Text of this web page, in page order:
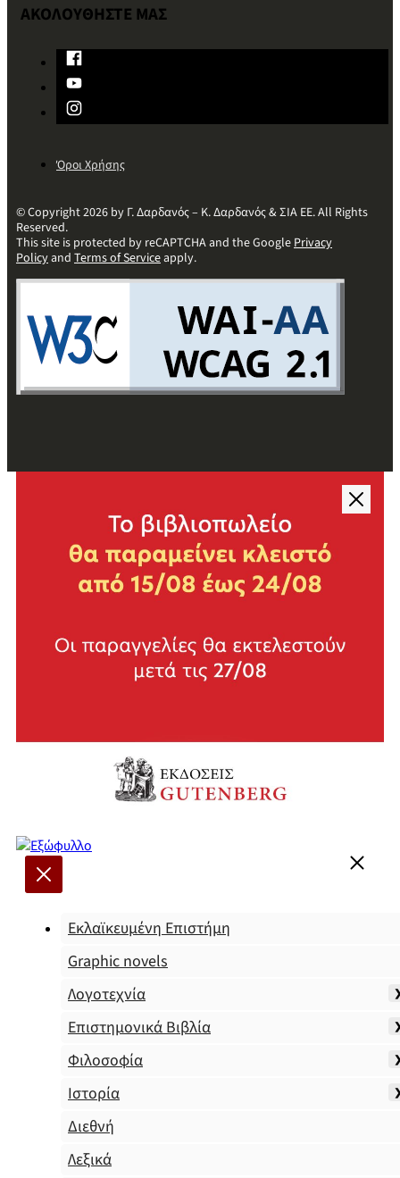
ΑΚΟΛΟΥΘΗΣΤΕ ΜΑΣ
Όροι Χρήσης
© Copyright 2026 by Γ. Δαρδανός – Κ. Δαρδανός & ΣΙΑ ΕΕ. All Rights
Reserved.
This site is protected by reCAPTCHA and the GooglePrivacy
Policyand Terms of Serviceapply.
Εκλαϊκευμένη Επιστήμη
Graphic novels
Λογοτεχνία
Επιστημονικά Βιβλία
Φιλοσοφία
Ιστορία
Διεθνή
Λεξικά